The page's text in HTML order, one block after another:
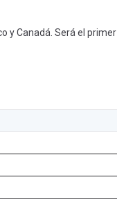
y Canadá. Será el primer